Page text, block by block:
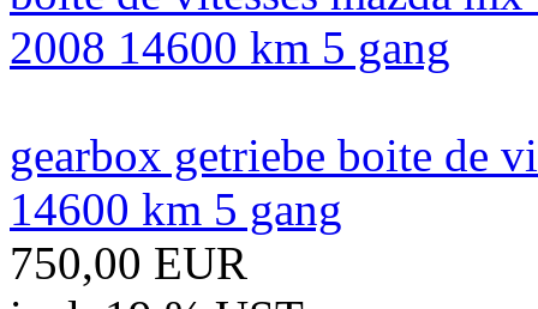
gearbox getriebe boite de
14600 km 5 gang
750,00 EUR